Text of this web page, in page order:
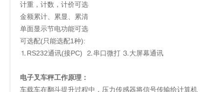
计重，计数，计价可选
金额累计、累显、累清
单面显示节电功能可选
可选配(只能选配1种):
⒈RS232通讯(接PC) ⒉串口微打 ⒊大屏幕通讯
电子叉车秤工作原理：
车载车在翻斗提升过程中，压力传感器将信号传输给计算